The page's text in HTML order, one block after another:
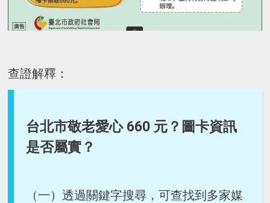
查證解釋：
台北市敬老愛心 660 元？圖卡資訊
是否屬實？
（一）透過關鍵字搜尋，可查找到多家媒